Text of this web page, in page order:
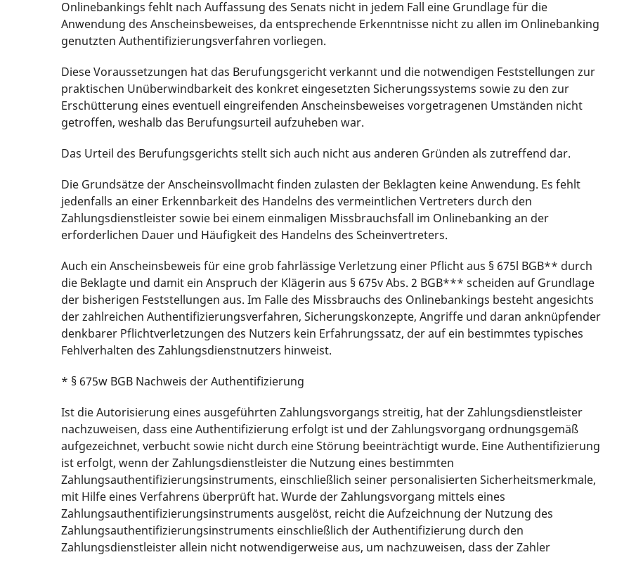
Onlinebankings fehlt nach Auffassung des Senats nicht in jedem Fall eine Grundlage für die
Anwendung des Anscheinsbeweises, da entsprechende Erkenntnisse nicht zu allen im Onlinebanking
genutzten Authentifizierungsverfahren vorliegen.
Diese Voraussetzungen hat das Berufungsgericht verkannt und die notwendigen Feststellungen zur
praktischen Unüberwindbarkeit des konkret eingesetzten Sicherungssystems sowie zu den zur
Erschütterung eines eventuell eingreifenden Anscheinsbeweises vorgetragenen Umständen nicht
getroffen, weshalb das Berufungsurteil aufzuheben war.
Das Urteil des Berufungsgerichts stellt sich auch nicht aus anderen Gründen als zutreffend dar.
Die Grundsätze der Anscheinsvollmacht finden zulasten der Beklagten keine Anwendung. Es fehlt
jedenfalls an einer Erkennbarkeit des Handelns des vermeintlichen Vertreters durch den
Zahlungsdienstleister sowie bei einem einmaligen Missbrauchsfall im Onlinebanking an der
erforderlichen Dauer und Häufigkeit des Handelns des Scheinvertreters.
Auch ein Anscheinsbeweis für eine grob fahrlässige Verletzung einer Pflicht aus § 675l BGB** durch
die Beklagte und damit ein Anspruch der Klägerin aus § 675v Abs. 2 BGB*** scheiden auf Grundlage
der bisherigen Feststellungen aus. Im Falle des Missbrauchs des Onlinebankings besteht angesichts
der zahlreichen Authentifizierungsverfahren, Sicherungskonzepte, Angriffe und daran anknüpfender
denkbarer Pflichtverletzungen des Nutzers kein Erfahrungssatz, der auf ein bestimmtes typisches
Fehlverhalten des Zahlungsdienstnutzers hinweist.
* § 675w BGB Nachweis der Authentifizierung
Ist die Autorisierung eines ausgeführten Zahlungsvorgangs streitig, hat der Zahlungsdienstleister
nachzuweisen, dass eine Authentifizierung erfolgt ist und der Zahlungsvorgang ordnungsgemäß
aufgezeichnet, verbucht sowie nicht durch eine Störung beeinträchtigt wurde. Eine Authentifizierung
ist erfolgt, wenn der Zahlungsdienstleister die Nutzung eines bestimmten
Zahlungsauthentifizierungsinstruments, einschließlich seiner personalisierten Sicherheitsmerkmale,
mit Hilfe eines Verfahrens überprüft hat. Wurde der Zahlungsvorgang mittels eines
Zahlungsauthentifizierungsinstruments ausgelöst, reicht die Aufzeichnung der Nutzung des
Zahlungsauthentifizierungsinstruments einschließlich der Authentifizierung durch den
Zahlungsdienstleister allein nicht notwendigerweise aus, um nachzuweisen, dass der Zahler